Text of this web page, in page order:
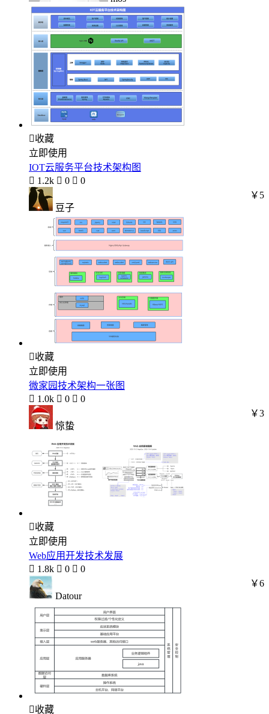
收藏
立即使用
IOT云服务平台技术架构图
 1.2k  0  0
豆子
￥5
收藏
立即使用
微家园技术架构一张图
 1.0k  0  0
惊蛰
￥3
收藏
立即使用
Web应用开发技术发展
 1.8k  0  0
Datour
￥6
收藏